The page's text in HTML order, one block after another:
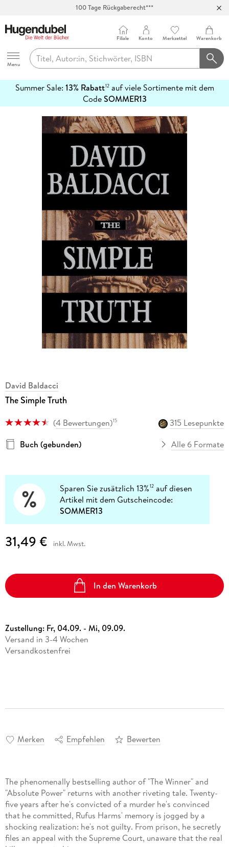
100 Tage Rückgaberecht***
Hugendubel
Menu
Filiale Konto Merkzettel Warenkorb
Summer Sale: 13% Rabatt12auf viele Sortimente mit dem
CodeSOMMER13
erfahren
David Baldacci
The Simple Truth
(4 Bewertungen)15
315 Lesepunkte
Buch (gebunden)
Alle 6 Formate
Sparen Sie zusätzlich 13%12 auf diesen
Artikel mit dem Gutscheincode:
SOMMER13
31,49 € inkl. Mwst.
In den Warenkorb
Zustellung: Fr, 04.09. - Mi, 09.09.
Versand in 3-4 Wochen
Versandkostenfrei
Merken Empfehlen Bewerten
The phenomenally bestselling author of "The Winner" and
"Absolute Power" returns with another riveting tale. Twenty-
five years after he's convicted of a murder he's convinced
that he committed, Rufus Harms' memory is jogged by a
shocking realization: he's not guilty. From prison, he secretly
files an appeal with the Supreme Court, unaware that the real